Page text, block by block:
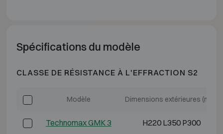
Spécifications du modèle
CLASSE DE RÉSISTANCE À L'EFFRACTION S2
Modèle Dimensions extérieures (mm)
Technomax GMK 3 H220 L350 P300